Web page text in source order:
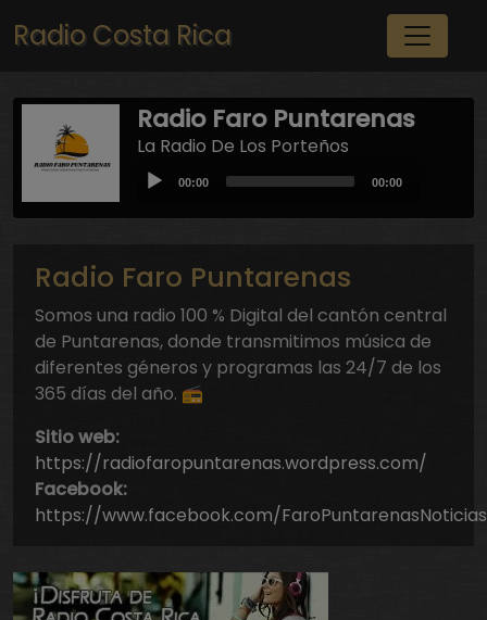
Pasar al contenido principal
Radio Costa Rica
Radio Faro Puntarenas
La Radio De Los Porteños
Audio
Player
Current
00:00
Total
00:00
Radio Faro Puntarenas
Somos una radio 100 % Digital del cantón central
de Puntarenas, donde transmitimos música de
diferentes géneros y programas las 24/7 de los
365 días del año. 📻
Sitio web:
https://radiofaropuntarenas.wordpress.com/
Facebook:
https://www.facebook.com/FaroPuntarenasNoticias